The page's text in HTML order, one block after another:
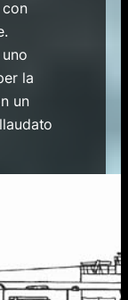
la
un